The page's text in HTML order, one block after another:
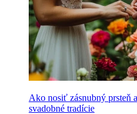
Ako nosiť zásnubný prsteň
svadobné tradície